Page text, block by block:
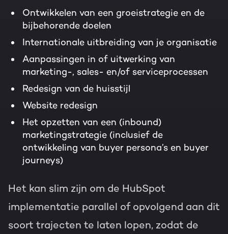
Ontwikkelen van een groeistrategie en de
bijbehorende doelen
Internationale uitbreiding van je organisatie
Aanpassingen in of uitwerking van
marketing-, sales- en/of serviceprocessen
Redesign van de huisstijl
Website redesign
Het opzetten van een (inbound)
marketingstrategie (inclusief de
ontwikkeling van buyer persona’s en buyer
journeys)
Het kan slim zijn om de HubSpot
implementatie parallel of opvolgend aan dit
soort trajecten te laten lopen, zodat de